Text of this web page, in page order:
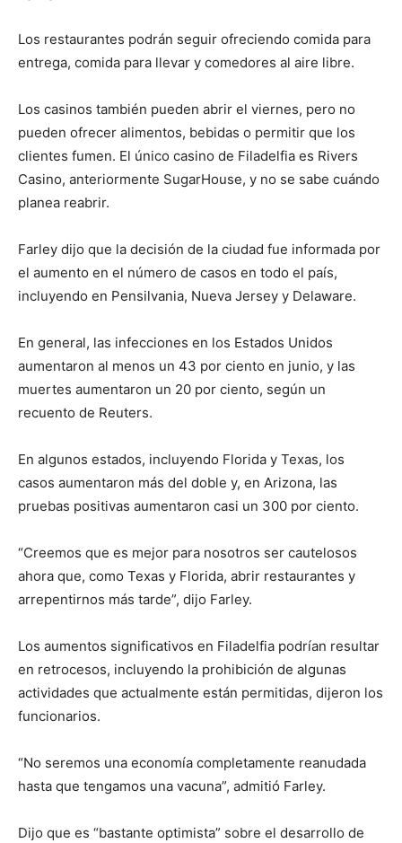
Los restaurantes podrán seguir ofreciendo comida para
entrega, comida para llevar y comedores al aire libre.
Los casinos también pueden abrir el viernes, pero no
pueden ofrecer alimentos, bebidas o permitir que los
clientes fumen. El único casino de Filadelfia es Rivers
Casino, anteriormente SugarHouse, y no se sabe cuándo
planea reabrir.
Farley dijo que la decisión de la ciudad fue informada por
el aumento en el número de casos en todo el país,
incluyendo en Pensilvania, Nueva Jersey y Delaware.
En general, las infecciones en los Estados Unidos
aumentaron al menos un 43 por ciento en junio, y las
muertes aumentaron un 20 por ciento, según un
recuento de Reuters.
En algunos estados, incluyendo Florida y Texas, los
casos aumentaron más del doble y, en Arizona, las
pruebas positivas aumentaron casi un 300 por ciento.
“Creemos que es mejor para nosotros ser cautelosos
ahora que, como Texas y Florida, abrir restaurantes y
arrepentirnos más tarde”, dijo Farley.
Los aumentos significativos en Filadelfia podrían resultar
en retrocesos, incluyendo la prohibición de algunas
actividades que actualmente están permitidas, dijeron los
funcionarios.
“No seremos una economía completamente reanudada
hasta que tengamos una vacuna”, admitió Farley.
Dijo que es “bastante optimista” sobre el desarrollo de